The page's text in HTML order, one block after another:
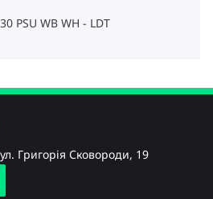
PSU WB WH LDT
Григорія Сковороди, 19